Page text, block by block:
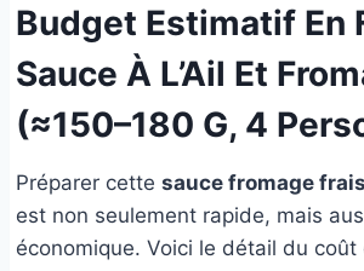
Budget Estimatif En
Sauce À L’Ail Et
(≈150–180 G, 4
Préparer cette sauce fromage
est non seulement rapide, mais
économique. Voici le détail du